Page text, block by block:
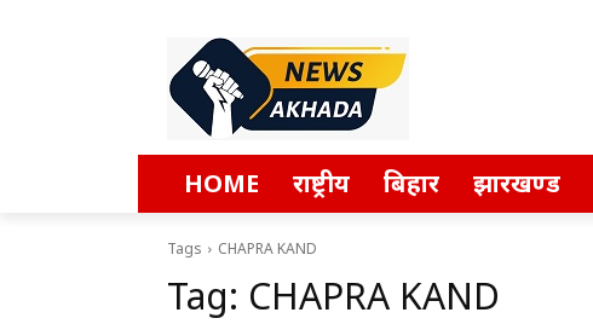
HOME राष्ट्रीय बिहार झारखण्ड
Tags CHAPRA KAND
Tag: CHAPRA KAND